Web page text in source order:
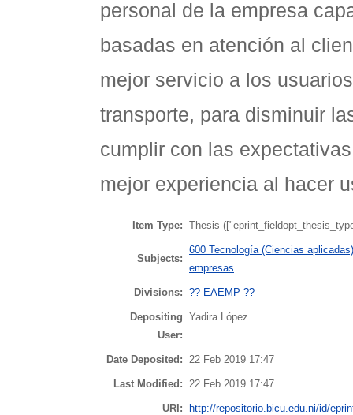
personal de la empresa
basadas en atención al
mejor servicio a los
transporte, para disminuir
cumplir con las
mejor experiencia al hacer
Item Type: Thesis
Subjects:
600 Tecnología (Ciencias
empresas
Divisions: ?? EAEMP ??
Depositing
User:
Yadira López
Date Deposited: 22 Feb 2019 17:47
Last Modified: 22 Feb 2019 17:47
URI: http://repositorio.bicu.edu.ni/id/